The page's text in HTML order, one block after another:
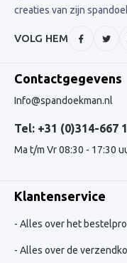
creaties van zijn
VOLG HEM
Contactgegevens
Info@spandoekman.nl
Tel: +31 (0)314-667
Ma t/m Vr 08:30 - 17:30
Klantenservice
Alles over het
Alles over de